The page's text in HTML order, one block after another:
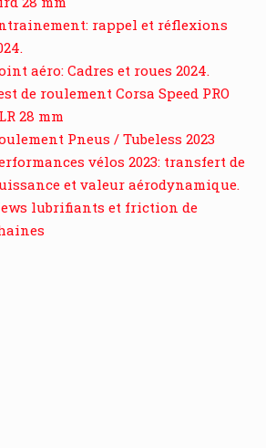
rappel et réflexions
aéro: Cadres et roues 2024.
de roulement Corsa Speed PRO
28 mm
Pneus / Tubeless 2023
vélos 2023: transfert de
et valeur aérodynamique.
lubrifiants et friction de